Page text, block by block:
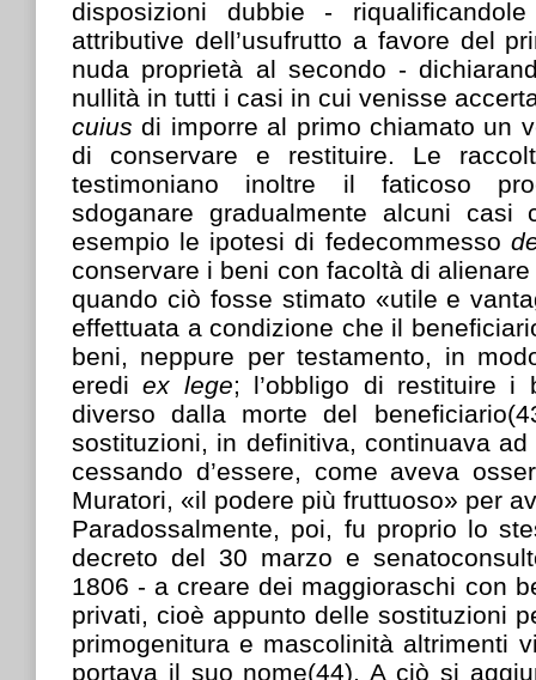
disposizioni dubbie -
attributive dell’usufrutto a favore del
nuda proprietà al secondo -
nullità in tutti i casi in cui venisse
cuiusdi imporre al primo chiamato un
di conservare e restituire. Le
testimoniano inoltre il faticoso
sdoganare gradualmente alcuni casi
esempio le ipotesi di fedecommesso
conservare i beni con facoltà di
quando ciò fosse stimato «utile e
effettuata a condizione che il
beni, neppure per testamento, in
erediex lege; l’obbligo di restituire i
diverso dalla morte del
sostituzioni, in definitiva, continuava
cessando d’essere, come aveva
Muratori, «il podere più fruttuoso» per
Paradossalmente, poi, fu proprio lo
decreto del 30 marzo e
1806 - a creare dei maggioraschi con
privati, cioè appunto delle sostituzioni
primogenitura e mascolinità altrimenti
portava il suo nome(44). A ciò si